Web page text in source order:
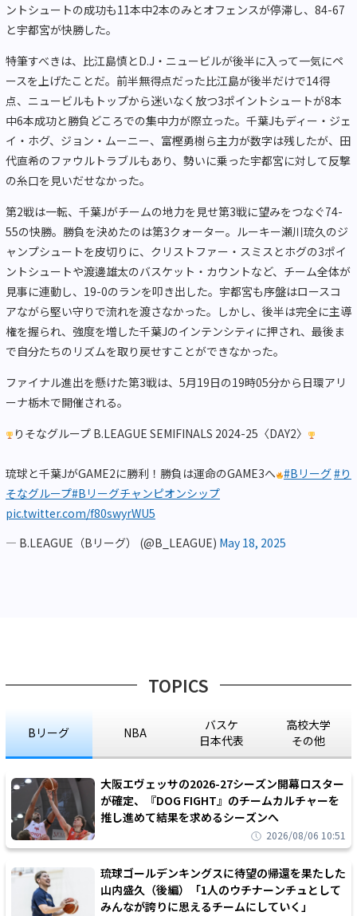
ントシュートの成功も11本中2本のみとオフェンスが停滞し、84-67
と宇都宮が快勝した。
特筆すべきは、比江島慎とD.J・ニュービルが後半に入って一気にペ
ースを上げたことだ。前半無得点だった比江島が後半だけで14得
点、ニュービルもトップから迷いなく放つ3ポイントシュートが8本
中6本成功と勝負どころでの集中力が際立った。千葉Jもディー・ジェ
イ・ホグ、ジョン・ムーニー、富樫勇樹ら主力が数字は残したが、田
代直希のファウルトラブルもあり、勢いに乗った宇都宮に対して反撃
の糸口を見いだせなかった。
第2戦は一転、千葉Jがチームの地力を見せ第3戦に望みをつなぐ74-
55の快勝。勝負を決めたのは第3クォーター。ルーキー瀬川琉久のジ
ャンプシュートを皮切りに、クリストファー・スミスとホグの3ポイ
ントシュートや渡邊雄太のバスケット・カウントなど、チーム全体が
見事に連動し、19-0のランを叩き出した。宇都宮も序盤はロースコ
アながら堅い守りで流れを渡さなかった。しかし、後半は完全に主導
権を握られ、強度を増した千葉Jのインテンシティに押され、最後ま
で自分たちのリズムを取り戻せすことができなかった。
ファイナル進出を懸けた第3戦は、5月19日の19時05分から日環アリ
ーナ栃木で開催される。
りそなグループ B.LEAGUE SEMIFINALS 2024-25〈DAY2〉
琉球と千葉JがGAME2に勝利！勝負は運命のGAME3へ #Bリーグ#り
そなグループ#Bリーグチャンピオンシップ
pic.twitter.com/f80swyrWU5
— B.LEAGUE（Bリーグ） (@B_LEAGUE) May 18, 2025
TOPICS
Bリーグ NBA
バスケ
日本代表
高校大学
その他
大阪エヴェッサの2026-27シーズン開幕ロスター
が確定、『DOG FIGHT』のチームカルチャーを
推し進めて結果を求めるシーズンへ
2026/08/06 10:51
琉球ゴールデンキングスに待望の帰還を果たした
山内盛久（後編）「1人のウチナーンチュとして
みんなが誇りに思えるチームにしていく」